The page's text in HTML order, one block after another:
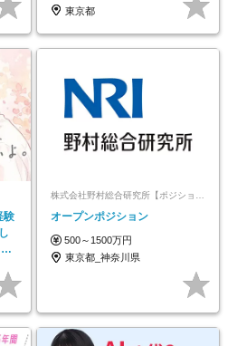
東京都
験
オープンポジション
500～1500万円
東京都_神奈川県